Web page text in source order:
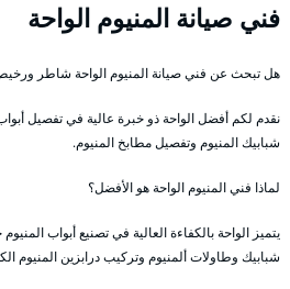
فني صيانة المنيوم الواحة
هل تبحث عن فني صيانة المنيوم الواحة شاطر
نقدم لكم أفضل الواحة ذو خبرة عالية في تفصيل
شبابيك المنيوم وتفصيل مطابخ المنيوم.
لماذا فني المنيوم الواحة هو الأفضل؟
يتميز الواحة بالكفاءة العالية في تصنيع أبواب
شبابيك وطاولات ألمنيوم وتركيب درابزين المنيوم